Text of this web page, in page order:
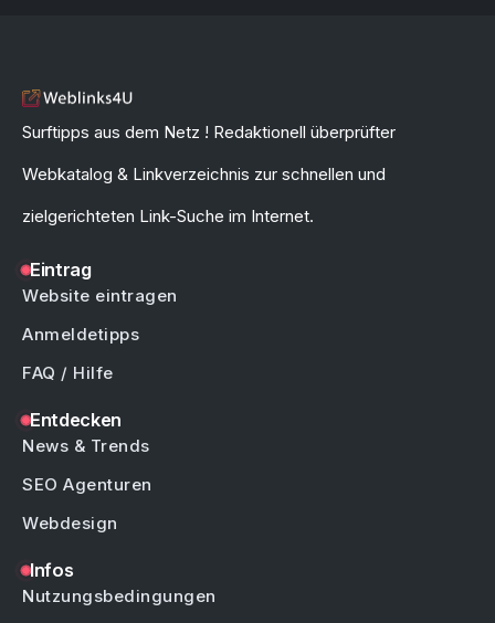
Surftipps aus dem Netz ! Redaktionell überprüfter
Webkatalog & Linkverzeichnis zur schnellen und
zielgerichteten Link-Suche im Internet.
Eintrag
Website eintragen
Anmeldetipps
FAQ / Hilfe
Entdecken
News & Trends
SEO Agenturen
Webdesign
Infos
Nutzungsbedingungen